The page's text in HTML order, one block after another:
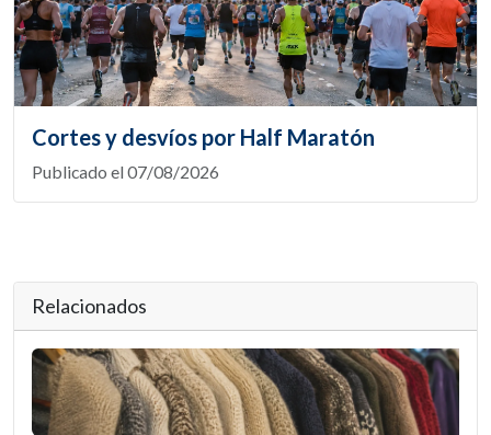
Cortes y desvíos por Half Maratón
Publicado el 07/08/2026
Relacionados